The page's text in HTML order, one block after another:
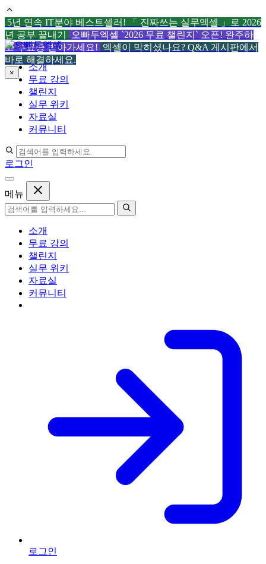
5년 연속 IT분야 베스트셀러! 「 진짜쓰는 실무엑셀 」로 2026
년 공부 끝내기
오빠두엑셀 `2026 무료 챌린지` 오픈! 완주하
고 수료증 받아가세요! 엑셀이 막히셨나요? Q&A 게시판에서
바로 해결하세요.
×
컨
텐
츠
로
소개
무료 강의
챌린지
실무 위키
자료실
커뮤니티
로그인
메뉴
소개
무료 강의
챌린지
실무 위키
자료실
커뮤니티
로그인